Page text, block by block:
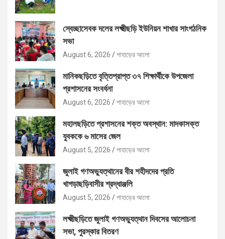
স্বেচ্ছাসেবক দলের লক্ষ্মীছড়ি ইউনিয়ন শাখার সাংগঠনিক
সভা
August 6, 2026 পাহাড়ের আলো
মানিকছড়িতে বৃত্তিপ্রাপ্ত ৩৭ শিক্ষার্থীকে উপজেলা
প্রশাসনের সংবর্ধনা
August 6, 2026 পাহাড়ের আলো
মহালছড়িতে প্রশাসনের শক্ত অবস্থান: মাদকাসক্ত
যুবককে ৬ মাসের জেল
August 5, 2026 পাহাড়ের আলো
জুলাই গণঅভ্যুত্থানের বীর শহীদদের প্রতি
খাগড়াছড়িবাসীর শ্রদ্ধাঞ্জলি
August 5, 2026 পাহাড়ের আলো
লক্ষ্মীছড়িতে জুলাই গণঅভ্যুত্থান দিবসের আলোচনা
সভা, পুরস্কার বিতরণ